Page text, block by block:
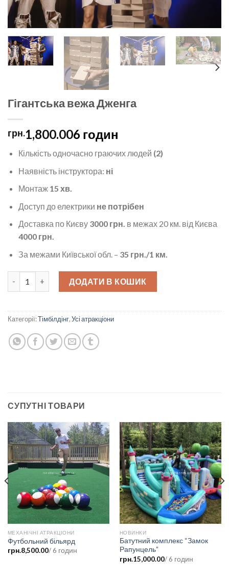
Гігантська вежа Дженга
грн.1,800.006 годин
Кількість одночасно граючих людей (2)
Наявність інструктора: ні
Монтаж 15 хв.
Доступ до електрики не потрібен
Доставка по Києву 3000 грн. в межах 20 км. від Києва
4000 грн.
За межами Київської обл. – 35 грн./1 км.
Гігантська вежа Дженга кількість
ДОДАТИ В КОШИК
Категорії:Тімбілдінг,Усі атракціони
СУПУТНІ ТОВАРИ
МЕХАНІЧНІ АТРАКЦІОНИ
Футбольний більярд
грн.8,500.00/ 6 годин
НОВИНКИ
Батутний комплекс “Замок
Рапунцель”
грн.15,000.00/ 6 годин